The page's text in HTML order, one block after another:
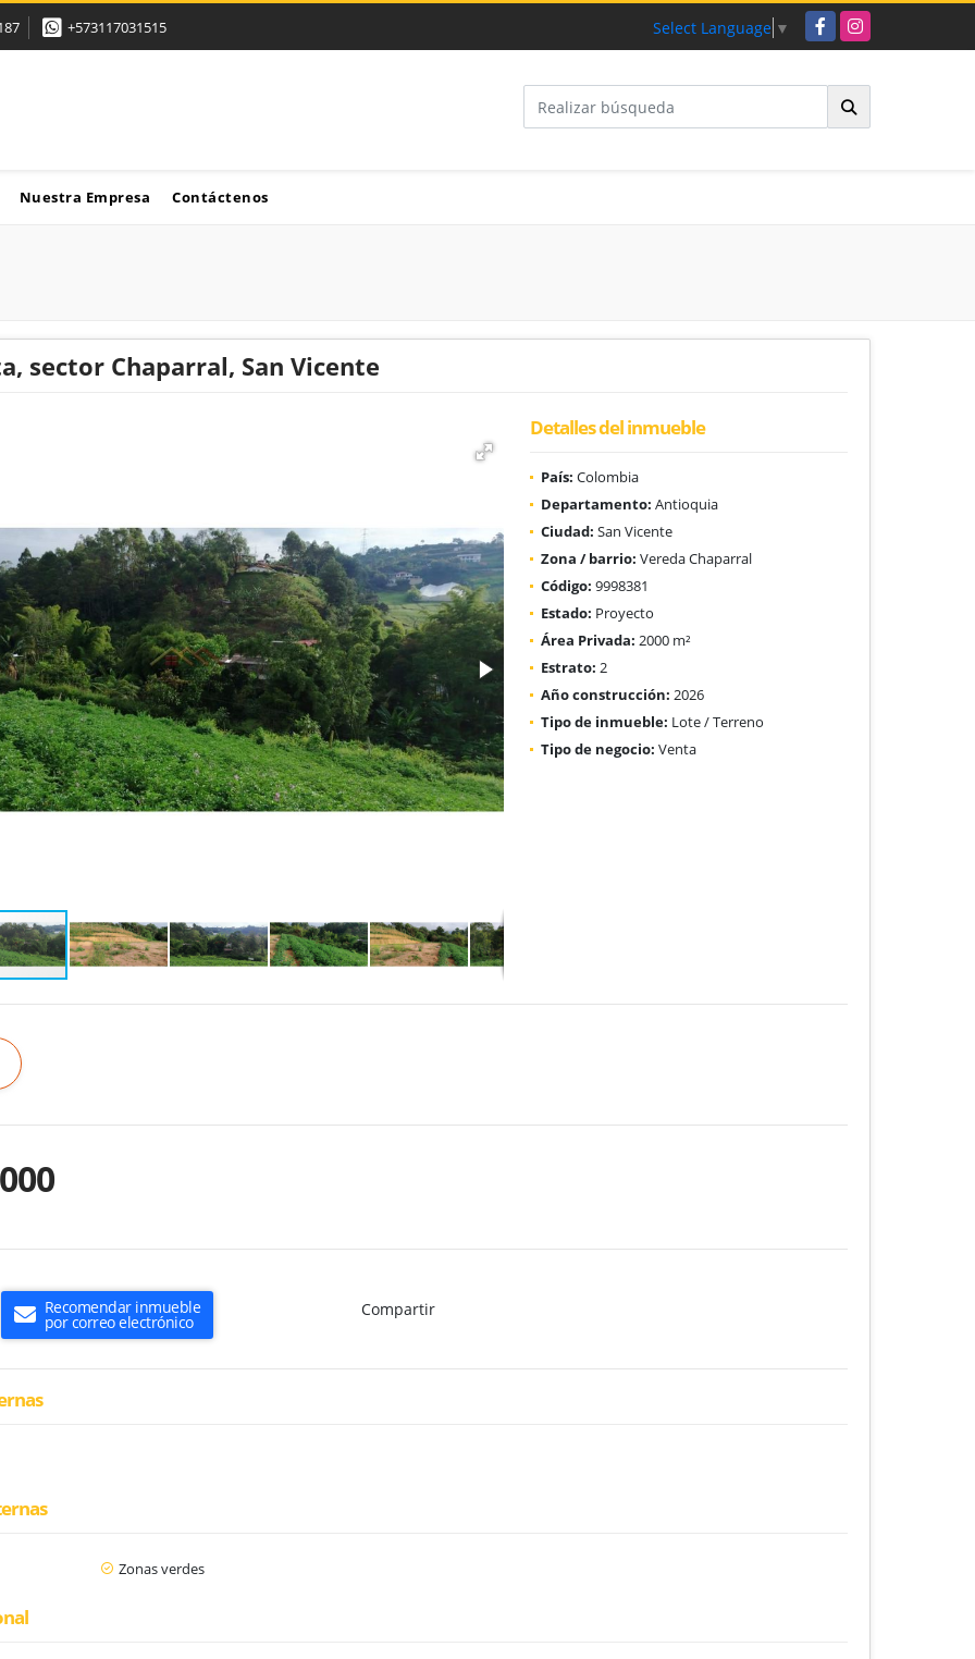
+573117031515 Select Language ▼ FacebookInstagram
Nuestra Empresa Contáctenos
sector Chaparral, San Vicente
Detalles del inmueble
País: Colombia
Departamento: Antioquia
Ciudad: San Vicente
Zona / barrio: Vereda Chaparral
Código: 9998381
Estado: Proyecto
Área Privada: 2000 m²
Estrato: 2
Año construcción: 2026
Tipo de inmueble: Lote / Terreno
Tipo de negocio: Venta
Recomendar inmueble
por correo electrónico
Compartir
Zonas verdes